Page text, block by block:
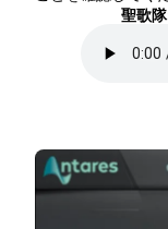
聖歌